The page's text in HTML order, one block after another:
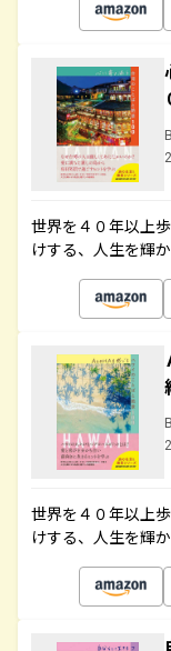
世界を４０年以上
けする、人生を輝
世界を４０年以上
けする、人生を輝